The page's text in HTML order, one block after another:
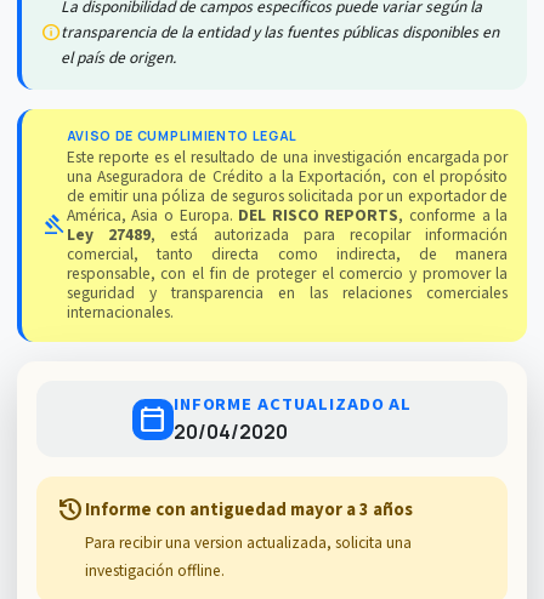
info
La disponibilidad de campos específicos puede variar según la
transparencia de la entidad y las fuentes públicas disponibles en
el país de origen.
gavel
AVISO DE CUMPLIMIENTO LEGAL
Este reporte es el resultado de una investigación encargada por
una Aseguradora de Crédito a la Exportación, con el propósito
de emitir una póliza de seguros solicitada por un exportador de
América, Asia o Europa. DEL RISCO REPORTS, conforme a la
Ley 27489, está autorizada para recopilar información
comercial, tanto directa como indirecta, de manera
responsable, con el fin de proteger el comercio y promover la
seguridad y transparencia en las relaciones comerciales
internacionales.
calendar_today INFORME ACTUALIZADO AL
20/04/2020
historyInforme con antiguedad mayor a 3 años
Para recibir una version actualizada, solicita una
investigación offline.